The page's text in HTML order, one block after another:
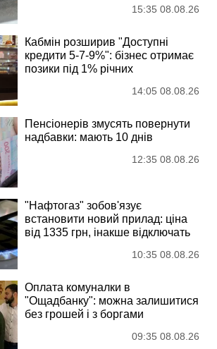
15:35 08.08.26
Кабмін розширив "Доступні
кредити 5-7-9%": бізнес отримає
позики під 1% річних
14:05 08.08.26
Пенсіонерів змусять повернути
надбавки: мають 10 днів
12:35 08.08.26
"Нафтогаз" зобов'язує
встановити новий прилад: ціна
від 1335 грн, інакше відключать
10:35 08.08.26
Оплата комуналки в
"Ощадбанку": можна залишитися
без грошей і з боргами
09:35 08.08.26